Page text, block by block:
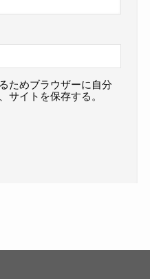
ためブラウザーに自分
サイトを保存する。